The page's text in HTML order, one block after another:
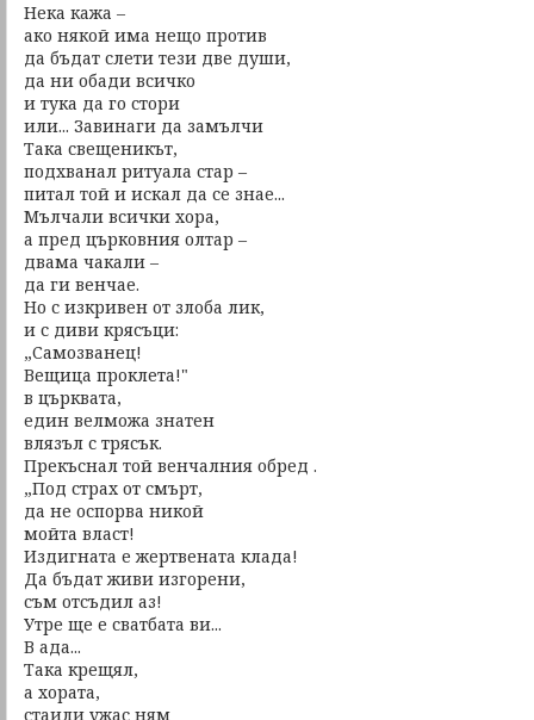
Нека кажа –
ако някой има нещо против
да бъдат слети тези две души,
да ни обади всичко
и тука да го стори
или... Завинаги да замълчи
Така свещеникът,
подхванал ритуала стар –
питал той и искал да се знае...
Мълчали всички хора,
а пред църковния олтар –
двама чакали –
да ги венчае.
Но с изкривен от злоба лик,
и с диви крясъци:
„Самозванец!
Вещица проклета!"
в църквата,
един велможа знатен
влязъл с трясък.
Прекъснал той венчалния обред .
„Под страх от смърт,
да не оспорва никой
мойта власт!
Издигната е жертвената клада!
Да бъдат живи изгорени,
съм отсъдил аз!
Утре ще е сватбата ви...
В ада...
Така крещял,
а хората,
стаили ужас ням